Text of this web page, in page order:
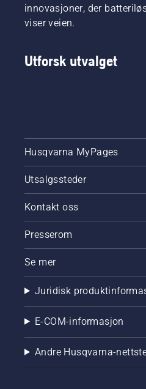
innovasjoner, der
viser veien.
Utforsk utvalget
Husqvarna MyPages
Utsalgssteder
Kontakt oss
Presserom
Se mer
Juridisk
E-COM-informasjon
Andre Husqvarna-